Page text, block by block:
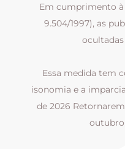
Em cumprimento à
9.504/1997), as
Essa medida tem
isonomia e a
de 2026